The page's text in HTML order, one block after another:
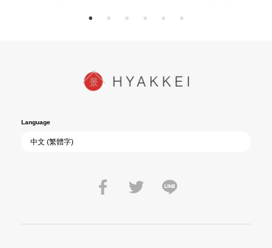
Language